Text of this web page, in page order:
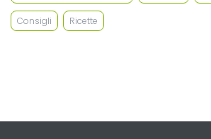
Consigli Ricette